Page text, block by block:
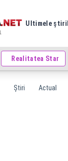
Ultimele știri
Realitatea Star
Știri Actual